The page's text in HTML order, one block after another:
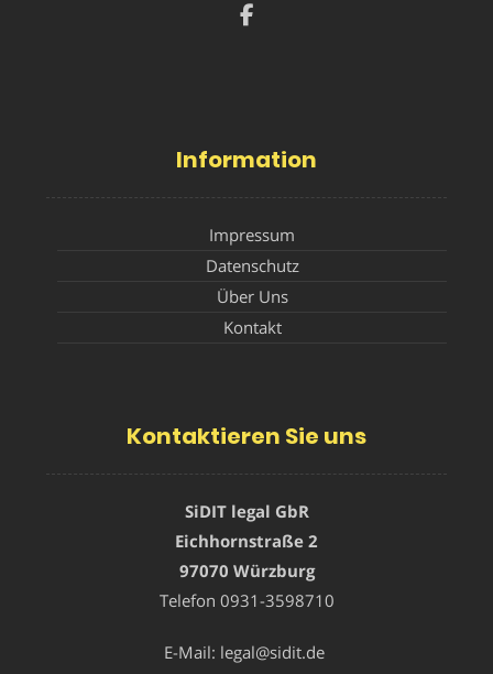
Information
Impressum
Datenschutz
Über Uns
Kontakt
Kontaktieren Sie uns
SiDIT legal GbR
Eichhornstraße 2
97070 Würzburg
Telefon 0931-3598710
E-Mail: legal@sidit.de